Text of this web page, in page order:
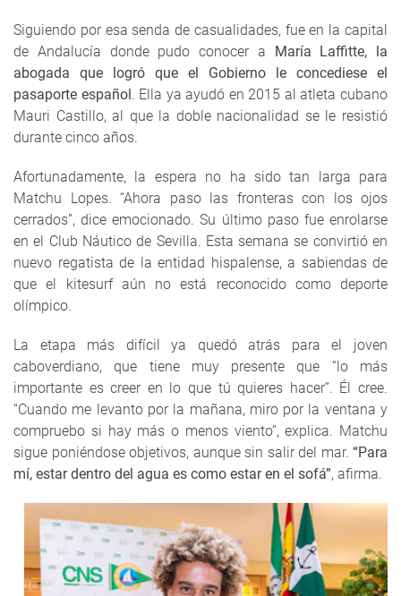
Siguiendo por esa senda de casualidades, fue en la capital
de Andalucía donde pudo conocer a María Laffitte, la
abogada que logró que el Gobierno le concediese el
pasaporte español. Ella ya ayudó en 2015 al atleta cubano
Mauri Castillo, al que la doble nacionalidad se le resistió
durante cinco años.
Afortunadamente, la espera no ha sido tan larga para
Matchu Lopes. “Ahora paso las fronteras con los ojos
cerrados”, dice emocionado. Su último paso fue enrolarse
en el Club Náutico de Sevilla. Esta semana se convirtió en
nuevo regatista de la entidad hispalense, a sabiendas de
que el kitesurf aún no está reconocido como deporte
olímpico.
La etapa más difícil ya quedó atrás para el joven
caboverdiano, que tiene muy presente que “lo más
importante es creer en lo que tú quieres hacer”. Él cree.
“Cuando me levanto por la mañana, miro por la ventana y
compruebo si hay más o menos viento”, explica. Matchu
sigue poniéndose objetivos, aunque sin salir del mar. “Para
mí, estar dentro del agua es como estar en el sofá”, afirma.